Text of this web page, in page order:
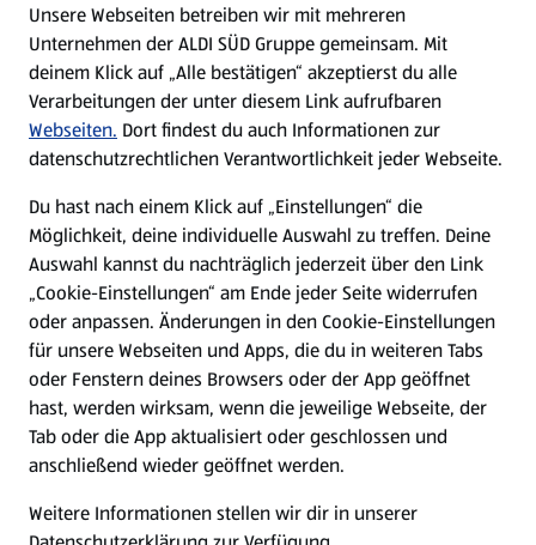
Nachhaltigkeit
Karriere
Presse
Hilfe & Kontakt
(öffnet in einem neuen Tab)
Unternehmen
Folge uns hier:
Unsere Webseiten betreiben wir mit mehreren
Unternehmen der ALDI SÜD Gruppe gemeinsam. Mit
deinem Klick auf „Alle bestätigen“ akzeptierst du alle
Verarbeitungen der unter diesem Link aufrufbaren
Webseiten. Dort findest du auch Informationen zur
datenschutzrechtlichen Verantwortlichkeit jeder Webseite.
Du hast nach einem Klick auf „Einstellungen“ die
Möglichkeit, deine individuelle Auswahl zu treffen. Deine
Auswahl kannst du nachträglich jederzeit über den Link
„Cookie-Einstellungen“ am Ende jeder Seite widerrufen
oder anpassen. Änderungen in den Cookie-Einstellungen
für unsere Webseiten und Apps, die du in weiteren Tabs
oder Fenstern deines Browsers oder der App geöffnet
hast, werden wirksam, wenn die jeweilige Webseite, der
Tab oder die App aktualisiert oder geschlossen und
anschließend wieder geöffnet werden.
Weitere Informationen stellen wir dir in unserer